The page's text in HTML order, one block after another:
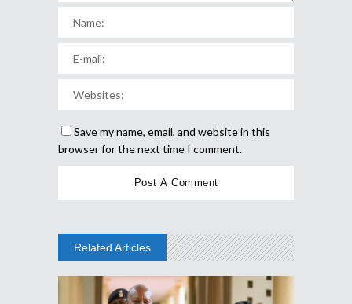
Save my name, email, and website in this
browser for the next time I comment.
Related Articles